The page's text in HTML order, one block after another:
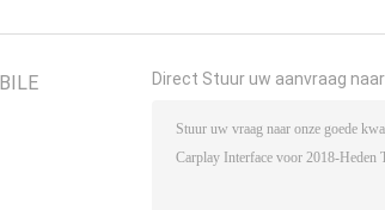
Direct Stuur uw aanvraag